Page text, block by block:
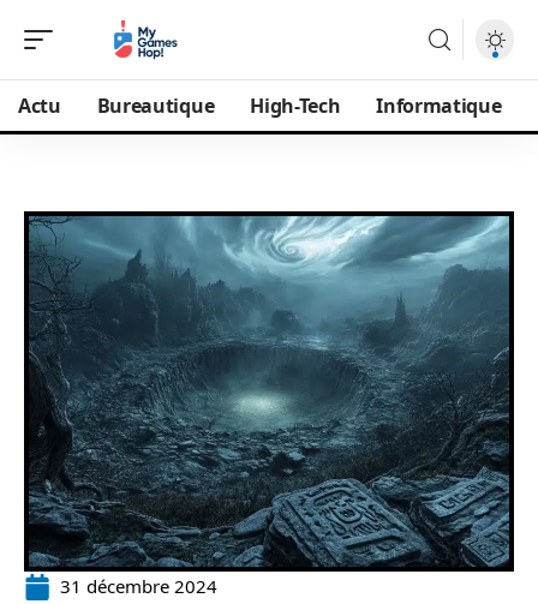
Actu Bureautique High-Tech Informatique
31 décembre 2024